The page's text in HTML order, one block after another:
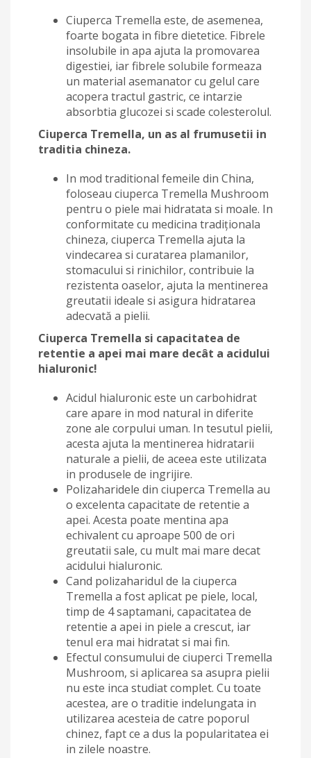
Ciuperca Tremella este, de asemenea,
foarte bogata in fibre dietetice. Fibrele
insolubile in apa ajuta la promovarea
digestiei, iar fibrele solubile formeaza
un material asemanator cu gelul care
acopera tractul gastric, ce intarzie
absorbtia glucozei si scade colesterolul.
Ciuperca Tremella, un as al frumusetii in
traditia chineza.
In mod traditional femeile din China,
foloseau ciuperca Tremella Mushroom
pentru o piele mai hidratata si moale. In
conformitate cu medicina tradiționala
chineza, ciuperca Tremella ajuta la
vindecarea si curatarea plamanilor,
stomacului si rinichilor, contribuie la
rezistenta oaselor, ajuta la mentinerea
greutatii ideale si asigura hidratarea
adecvată a pielii.
Ciuperca Tremella si capacitatea de
retentie a apei mai mare decât a acidului
hialuronic!
Acidul hialuronic este un carbohidrat
care apare in mod natural in diferite
zone ale corpului uman. In tesutul pielii,
acesta ajuta la mentinerea hidratarii
naturale a pielii, de aceea este utilizata
in produsele de ingrijire.
Polizaharidele din ciuperca Tremella au
o excelenta capacitate de retentie a
apei. Acesta poate mentina apa
echivalent cu aproape 500 de ori
greutatii sale, cu mult mai mare decat
acidului hialuronic.
Cand polizaharidul de la ciuperca
Tremella a fost aplicat pe piele, local,
timp de 4 saptamani, capacitatea de
retentie a apei in piele a crescut, iar
tenul era mai hidratat si mai fin.
Efectul consumului de ciuperci Tremella
Mushroom, si aplicarea sa asupra pielii
nu este inca studiat complet. Cu toate
acestea, are o traditie indelungata in
utilizarea acesteia de catre poporul
chinez, fapt ce a dus la popularitatea ei
in zilele noastre.